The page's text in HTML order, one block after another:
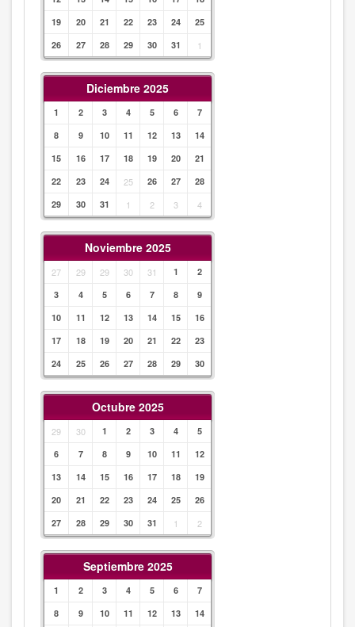
19
20 21 22 23 24
25
26
27 28 29 30 31 1
Diciembre 2025
1 2 3 4 5 6
7
8
9 10 11 12 13
14
15
16 17 18 19 20
21
22
23 24 25 26 27
28
29
30 31 1 2 3 4
Noviembre 2025
27 29 29 30 31 1
2
3
4 5 6 7 8
9
10
11 12 13 14 15
16
17
18 19 20 21 22
23
24
25 26 27 28 29 30
Octubre 2025
29 30 1 2 3 4
5
6
7 8 9 10 11
12
13
14 15 16 17 18
19
20
21 22 23 24 25
26
27
28 29 30 31 1 2
Septiembre 2025
1 2 3 4 5 6
7
8
9 10 11 12 13
14